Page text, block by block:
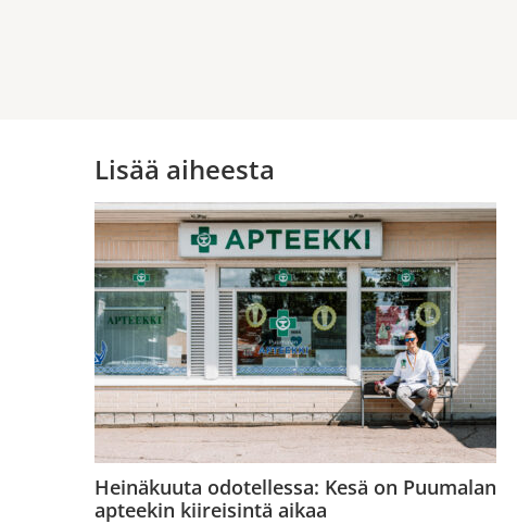
Lisää aiheesta
Heinäkuuta odotellessa: Kesä on Puumalan
apteekin kiireisintä aikaa